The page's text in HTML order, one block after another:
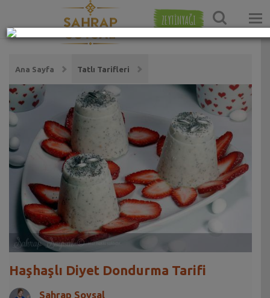
ZEYTİNYAĞI
Ana Sayfa Tatlı Tarifleri
Haşhaşlı Diyet Dondurma Tarifi
Sahrap Soysal